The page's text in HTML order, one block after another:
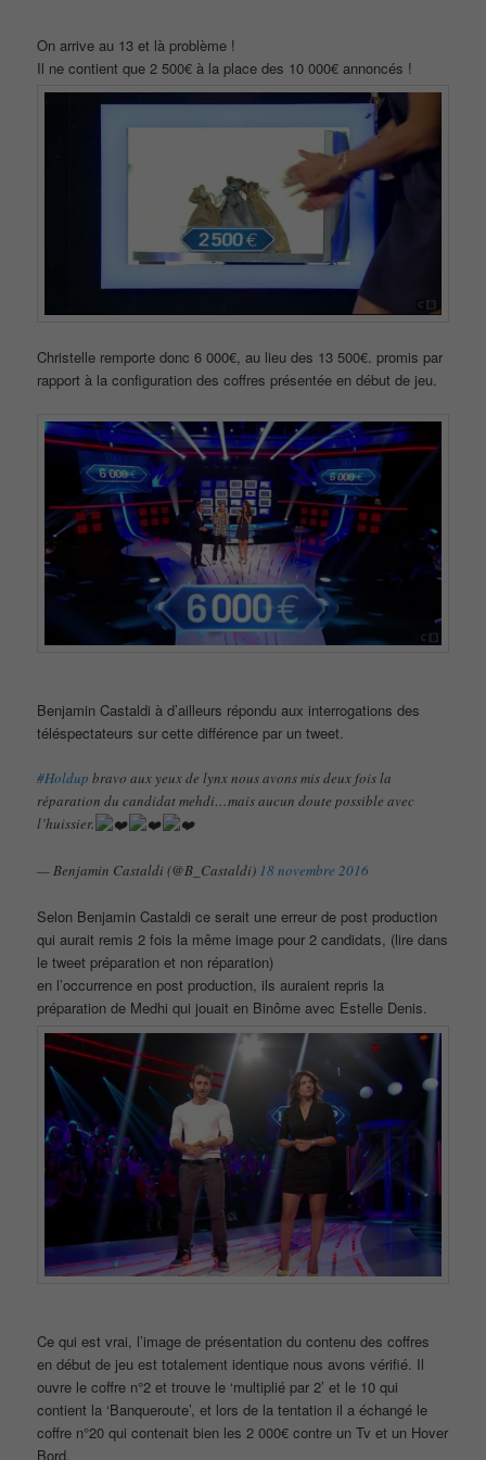
On arrive au 13 et là problème !
Il ne contient que 2 500€ à la place des 10 000€ annoncés !
Christelle remporte donc 6 000€, au lieu des 13 500€. promis par
rapport à la configuration des coffres présentée en début de jeu.
Benjamin Castaldi à d’ailleurs répondu aux interrogations des
téléspectateurs sur cette différence par un tweet.
#Holdup bravo aux yeux de lynx nous avons mis deux fois la
réparation du candidat mehdi…mais aucun doute possible avec
l’huissier.
— Benjamin Castaldi (@B_Castaldi) 18 novembre 2016
Selon Benjamin Castaldi ce serait une erreur de post production
qui aurait remis 2 fois la même image pour 2 candidats, (lire dans
le tweet préparation et non réparation)
en l’occurrence en post production, ils auraient repris la
préparation de Medhi qui jouait en Binôme avec Estelle Denis.
Ce qui est vrai, l’image de présentation du contenu des coffres
en début de jeu est totalement identique nous avons vérifié. Il
ouvre le coffre n°2 et trouve le ‘multiplié par 2’ et le 10 qui
contient la ‘Banqueroute’, et lors de la tentation il a échangé le
coffre n°20 qui contenait bien les 2 000€ contre un Tv et un Hover
Bord.